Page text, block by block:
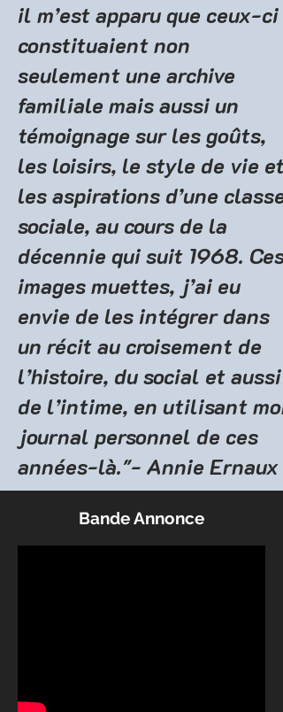
il m’est apparu que ceux-ci
constituaient non
seulement une archive
familiale mais aussi un
témoignage sur les goûts,
les loisirs, le style de vie et
les aspirations d’une classe
sociale, au cours de la
décennie qui suit 1968. Ces
images muettes, j’ai eu
envie de les intégrer dans
un récit au croisement de
l’histoire, du social et aussi
de l’intime, en utilisant mon
journal personnel de ces
années-là."- Annie Ernaux
Bande Annonce